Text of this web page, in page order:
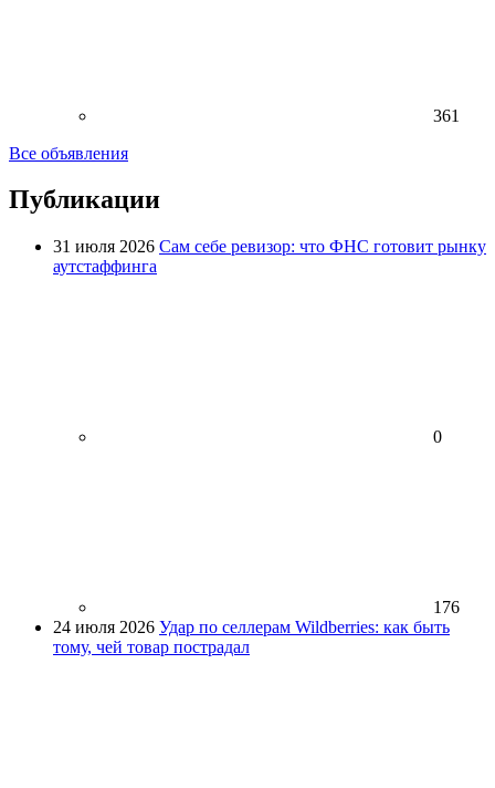
361
Все объявления
Публикации
31 июля 2026 Сам себе ревизор: что ФНС готовит рынку
аутстаффинга
0
176
24 июля 2026 Удар по селлерам Wildberries: как быть
тому, чей товар пострадал